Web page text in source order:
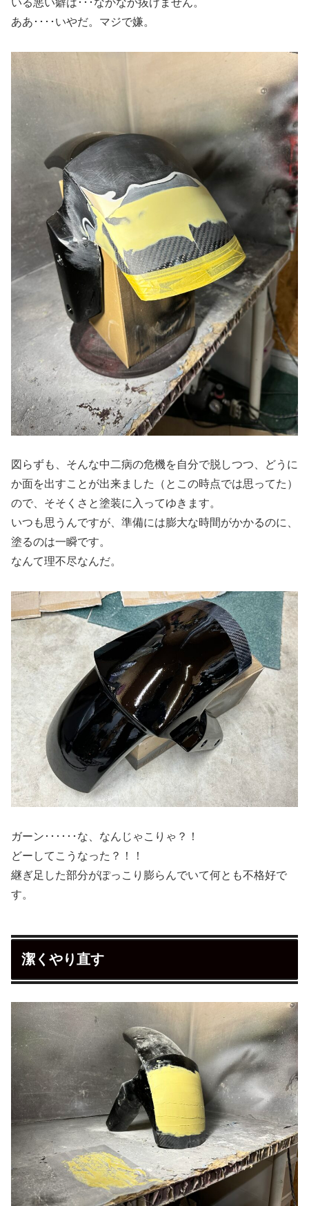
いる悪い癖は･･･なかなか抜けません。
ああ････いやだ。マジで嫌。
図らずも、そんな中二病の危機を自分で脱しつつ、どうに
か面を出すことが出来ました（とこの時点では思ってた）
ので、そそくさと塗装に入ってゆきます。
いつも思うんですが、準備には膨大な時間がかかるのに、
塗るのは一瞬です。
なんて理不尽なんだ。
ガーン･･････な、なんじゃこりゃ？！
どーしてこうなった？！！
継ぎ足した部分がぽっこり膨らんでいて何とも不格好で
す。
潔くやり直す